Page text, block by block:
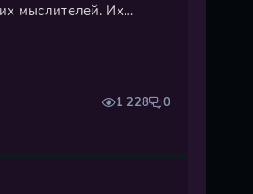
мыслителей. Их
1 228 0